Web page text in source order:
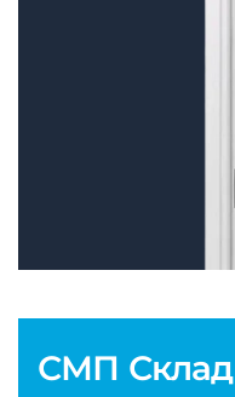
СМП Склад